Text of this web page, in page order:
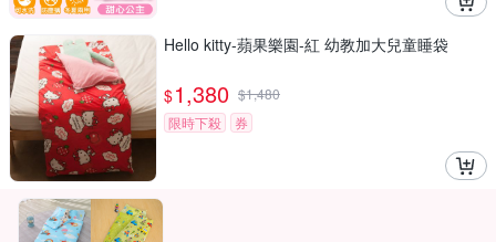
Hello kitty-蘋果樂園-紅 幼教加大兒童睡袋
$1,380 $1,480
限時下殺
券